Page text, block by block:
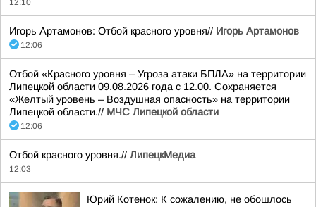
12:10
Игорь Артамонов: Отбой красного уровня// Игорь Артамонов
12:06
Отбой «Красного уровня – Угроза атаки БПЛА» на территории
Липецкой области 09.08.2026 года с 12.00. Сохраняется
«Желтый уровень – Воздушная опасность» на территории
Липецкой области.// МЧС Липецкой области
12:06
Отбой красного уровня.// ЛипецкМедиа
12:03
Юрий Котенок: К сожалению, не обошлось